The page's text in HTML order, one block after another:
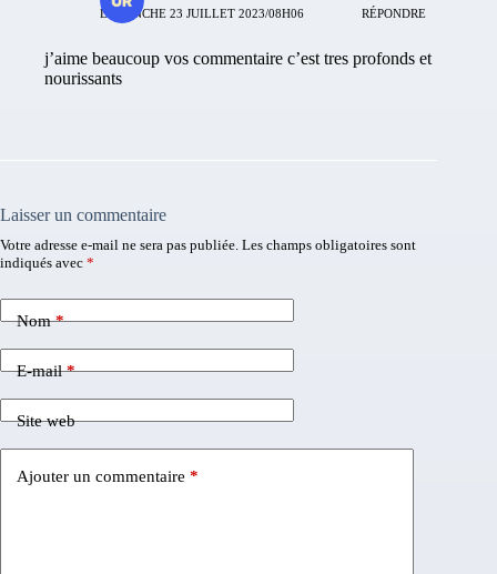
DIMANCHE 23 JUILLET 2023/08H06 RÉPONDRE
j’aime beaucoup vos commentaire c’est tres profonds et
nourissants
Laisser un commentaire
Votre adresse e-mail ne sera pas publiée. Les champs obligatoires sont
indiqués avec *
Nom*
E-mail*
Site web
Ajouter un commentaire *